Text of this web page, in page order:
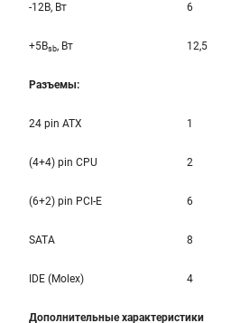
-12B, Вт 6
+5Bsb, Вт 12,5
Разъемы:
24 pin ATX 1
(4+4) pin CPU 2
(6+2) pin PCI-E 6
SATA 8
IDE (Molex) 4
Дополнительные характеристики